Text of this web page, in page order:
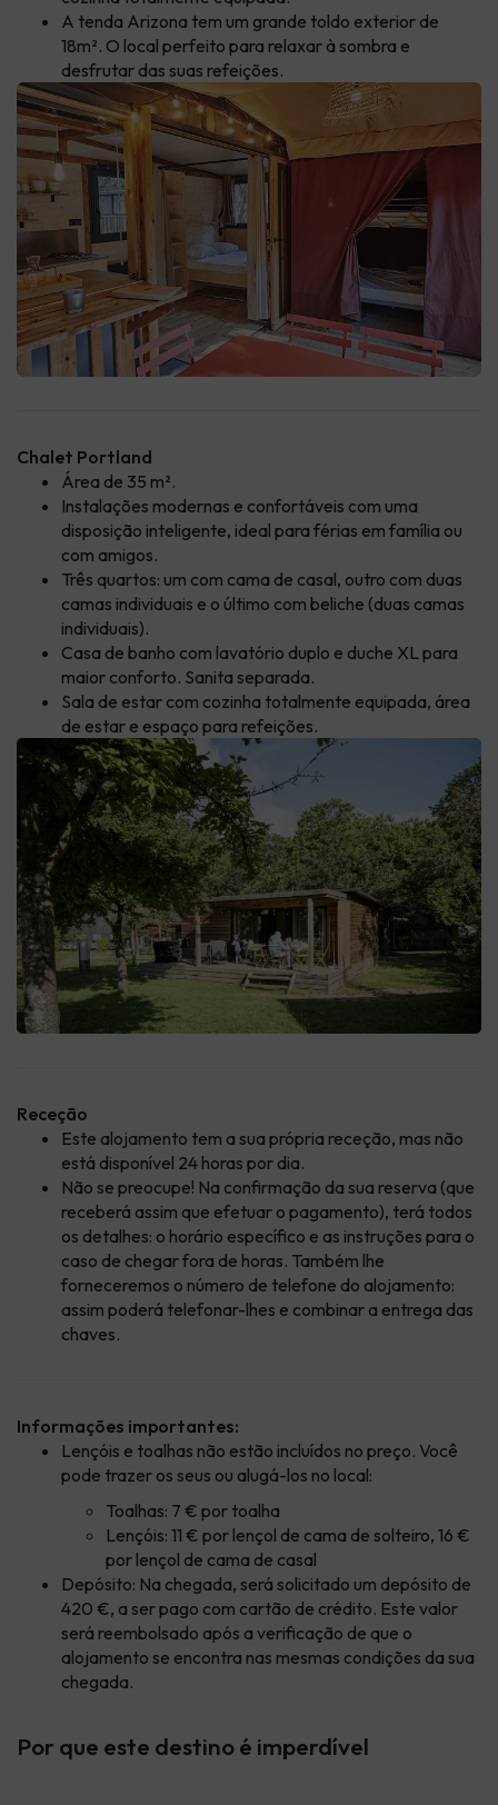
A tenda Arizona tem um grande toldo exterior de
18m². O local perfeito para relaxar à sombra e
desfrutar das suas refeições.
Chalet Portland
Área de 35 m².
Instalações modernas e confortáveis com uma
disposição inteligente, ideal para férias em família ou
com amigos.
Três quartos: um com cama de casal, outro com duas
camas individuais e o último com beliche (duas camas
individuais).
Casa de banho com lavatório duplo e duche XL para
maior conforto. Sanita separada.
Sala de estar com cozinha totalmente equipada, área
de estar e espaço para refeições.
Receção
Este alojamento tem a sua própria receção, mas não
está disponível 24 horas por dia.
Não se preocupe! Na confirmação da sua reserva (que
receberá assim que efetuar o pagamento), terá todos
os detalhes: o horário específico e as instruções para o
caso de chegar fora de horas. Também lhe
forneceremos o número de telefone do alojamento:
assim poderá telefonar-lhes e combinar a entrega das
chaves.
Informações importantes:
Lençóis e toalhas não estão incluídos no preço. Você
pode trazer os seus ou alugá-los no local:
Toalhas: 7 € por toalha
Lençóis: 11 € por lençol de cama de solteiro, 16 €
por lençol de cama de casal
Depósito: Na chegada, será solicitado um depósito de
420 €, a ser pago com cartão de crédito. Este valor
será reembolsado após a verificação de que o
alojamento se encontra nas mesmas condições da sua
chegada.
Por que este destino é imperdível